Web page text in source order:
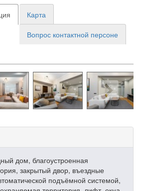
Карта
Вопрос контактной персоне
дом, благоустроенная
закрытый двор, въездные
подъёмной системой,